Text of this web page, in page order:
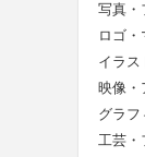
写真・
ロゴ
イラス
映像・
グラフ
工芸・